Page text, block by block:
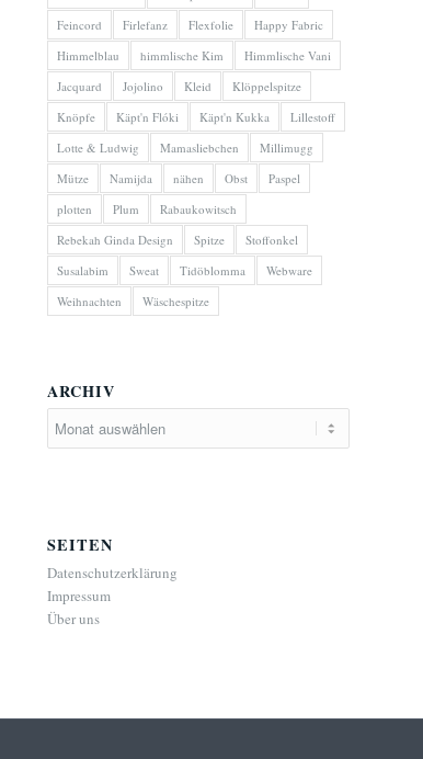
Feincord
Firlefanz Flexfolie
Happy Fabric
Himmelblau
himmlische Kim
Himmlische Vani
Jacquard
Jojolino Kleid
Klöppelspitze
Knöpfe
Käpt'n Flóki Käpt'n Kukka
Lillestoff
Lotte & Ludwig
Mamasliebchen
Millimugg
Mütze
Namijda nähen Obst
Paspel
plotten
Plum
Rabaukowitsch
Rebekah Ginda Design
Spitze
Stoffonkel
Susalabim
Sweat Tidöblomma
Webware
Weihnachten
Wäschespitze
ARCHIV
SEITEN
Datenschutzerklärung
Impressum
Über uns